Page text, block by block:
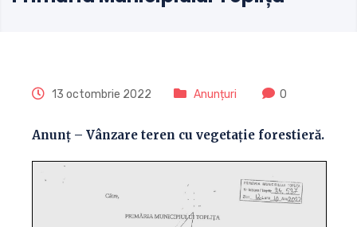
13 octombrie 2022 Anunțuri 0
Anunț – Vânzare teren cu vegetație forestieră.